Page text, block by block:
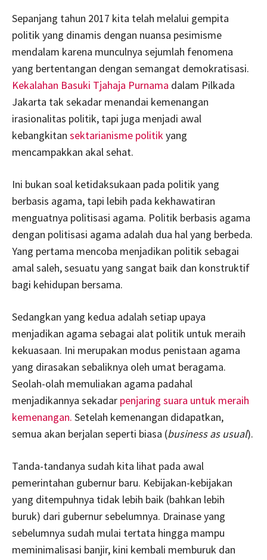
Sepanjang tahun 2017 kita telah melalui gempita
politik yang dinamis dengan nuansa pesimisme
mendalam karena munculnya sejumlah fenomena
yang bertentangan dengan semangat demokratisasi.
Kekalahan Basuki Tjahaja Purnama dalam Pilkada
Jakarta tak sekadar menandai kemenangan
irasionalitas politik, tapi juga menjadi awal
kebangkitan sektarianisme politikyang
mencampakkan akal sehat.
Ini bukan soal ketidaksukaan pada politik yang
berbasis agama, tapi lebih pada kekhawatiran
menguatnya politisasi agama. Politik berbasis agama
dengan politisasi agama adalah dua hal yang berbeda.
Yang pertama mencoba menjadikan politik sebagai
amal saleh, sesuatu yang sangat baik dan konstruktif
bagi kehidupan bersama.
Sedangkan yang kedua adalah setiap upaya
menjadikan agama sebagai alat politik untuk meraih
kekuasaan. Ini merupakan modus penistaan agama
yang dirasakan sebaliknya oleh umat beragama.
Seolah-olah memuliakan agama padahal
menjadikannya sekadar penjaring suara untuk meraih
kemenangan. Setelah kemenangan didapatkan,
semua akan berjalan seperti biasa (business as usual).
Tanda-tandanya sudah kita lihat pada awal
pemerintahan gubernur baru. Kebijakan-kebijakan
yang ditempuhnya tidak lebih baik (bahkan lebih
buruk) dari gubernur sebelumnya. Drainase yang
sebelumnya sudah mulai tertata hingga mampu
meminimalisasi banjir, kini kembali memburuk dan